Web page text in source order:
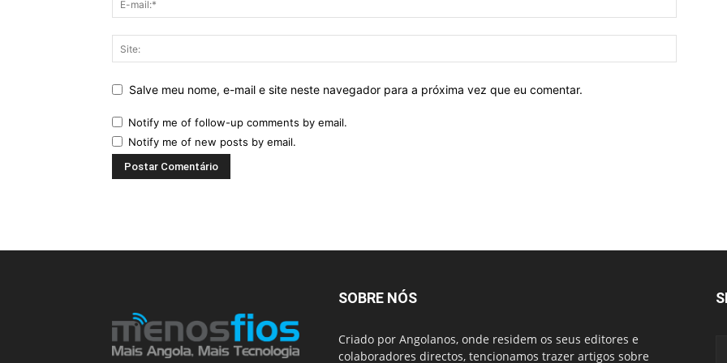
Salve meu nome, e-mail e site neste navegador para a próxima vez que eu comentar.
Notify me of follow-up comments by email.
Notify me of new posts by email.
SOBRE NÓS
Criado por Angolanos, onde residem os seus editores e
colaboradores directos, tencionamos trazer artigos sobre